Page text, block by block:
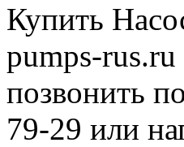
Купить
pumps-
позвонить
79-29 или